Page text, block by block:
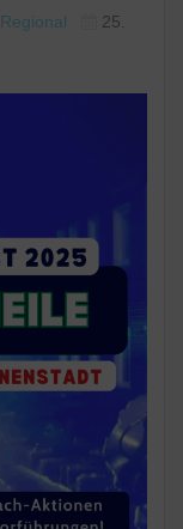
Regional
25.